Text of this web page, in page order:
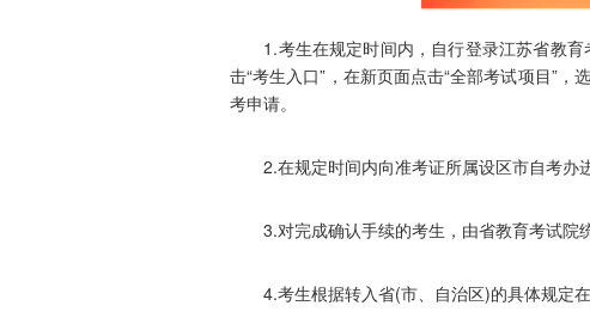
1.考生在规定时间内，自行登录江苏省教育
击“考生入口”，在新页面点击“全部考试项目”
考申请。
2.在规定时间内向准考证所属设区市自考办
3.对完成确认手续的考生，由省教育考试院统
4.考生根据转入省(市、自治区)的具体规定在